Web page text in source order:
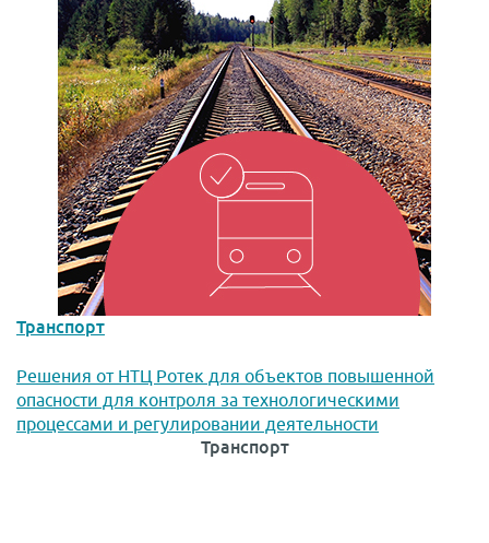
Транспорт
Решения от НТЦ Ротек для объектов повышенной
опасности для контроля за технологическими
процессами и регулировании деятельности
Транспорт